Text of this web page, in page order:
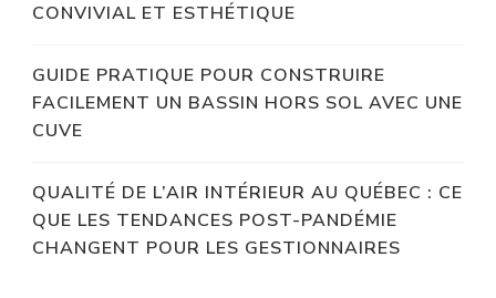
CONVIVIAL ET ESTHÉTIQUE
GUIDE PRATIQUE POUR CONSTRUIRE
FACILEMENT UN BASSIN HORS SOL AVEC UNE
CUVE
QUALITÉ DE L’AIR INTÉRIEUR AU QUÉBEC : CE
QUE LES TENDANCES POST-PANDÉMIE
CHANGENT POUR LES GESTIONNAIRES